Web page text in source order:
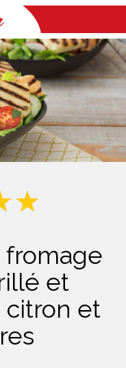
fromage
et
citron et